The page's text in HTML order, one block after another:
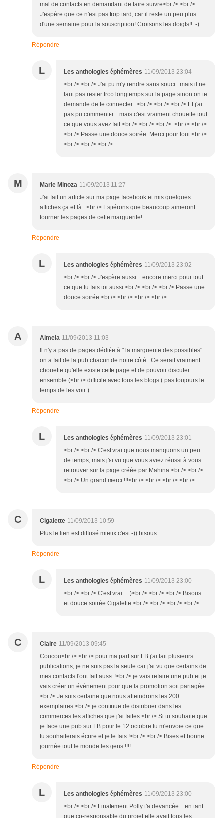
mal de contacts en demandant de faire suivre<br /> <br />
J'espère que ce n'est pas trop tard, car il reste un peu plus
d'une semaine pour la souscription! Croisons les doigts!! :-)
Répondre
L Les anthologies éphémères 11/09/2013 23:04
<br /> <br /> J'ai pu m'y rendre sans souci.. mais il ne
faut pas rester trop longtemps sur la page sinon on te
demande de te connecter...<br /> <br /> <br /> Et j'ai
pas pu commenter... mais c'est vraiment chouette tout
ce que vous avez fait.<br /> <br /> <br /> <br /> <br />
<br /> Passe une douce soirée. Merci pour tout.<br />
<br /> <br /> <br />
M Marie Minoza 11/09/2013 11:27
J'ai fait un article sur ma page facebook et mis quelques
affiches ça et là...<br /> Espérons que beaucoup aimeront
tourner les pages de cette marguerite!
Répondre
L Les anthologies éphémères 11/09/2013 23:02
<br /> <br /> J'espère aussi... encore merci pour tout
ce que tu fais toi aussi.<br /> <br /> <br /> Passe une
douce soirée.<br /> <br /> <br /> <br />
A Aimela 11/09/2013 11:03
Il n'y a pas de pages dédiée à " la marguerite des possibles"
on a fait de la pub chacun de notre côté . Ce serait vraiment
chouette qu'elle existe cette page et de pouvoir discuter
ensemble (<br /> difficile avec tous les blogs ( pas toujours le
temps de les voir )
Répondre
L Les anthologies éphémères 11/09/2013 23:01
<br /> <br /> C'est vrai que nous manquons un peu
de temps, mais j'ai vu que vous aviez réussi à vous
retrouver sur la page créée par Mahina.<br /> <br />
<br /> Un grand merci !!!<br /> <br /> <br /> <br />
C Cigalette 11/09/2013 10:59
Plus le lien est diffusé mieux c'est:-)) bisous
Répondre
L Les anthologies éphémères 11/09/2013 23:00
<br /> <br /> C'est vrai... :)<br /> <br /> <br /> Bisous
et douce soirée Cigalette.<br /> <br /> <br /> <br />
C Claire 11/09/2013 09:45
Coucou<br /> <br /> pour ma part sur FB j'ai fait plusieurs
publications, je ne suis pas la seule car j'ai vu que certains de
mes contacts l'ont fait aussi !<br /> je vais refaire une pub et je
vais créer un évènement pour que la promotion soit partagée.
<br /> Je suis certaine que nous atteindrons les 200
exemplaires.<br /> je continue de distribuer dans les
commerces les affiches que j'ai faites.<br /> Si tu souhaite que
je face une pub sur FB pour le 12 octobre tu m'envoie ce que
tu souhaiterais écrire et je le fais !<br /> <br /> Bises et bonne
journée tout le monde les gens !!!!
Répondre
L Les anthologies éphémères 11/09/2013 23:00
<br /> <br /> Finalement Polly t'a devancée... en tant
que co-responsable du projet elle avait tous les